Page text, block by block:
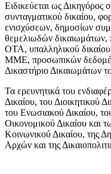
Ειδικεύεται ως Δικηγόρος
συνταγματικού δικαίου,
ενισχύσεων, δημοσίων
θεμελιωδών δικαιωμάτων,
ΟΤΑ, υπαλληλικού
ΜΜΕ, προσωπικών
Δικαστήριο
Τα ερευνητικά του
Δικαίου, του Διοικητικού
του Ενωσιακού Δικαίου,
Οικονομικού Δικαίου και
Κοινωνικού Δικαίου, της
Αρχών και της